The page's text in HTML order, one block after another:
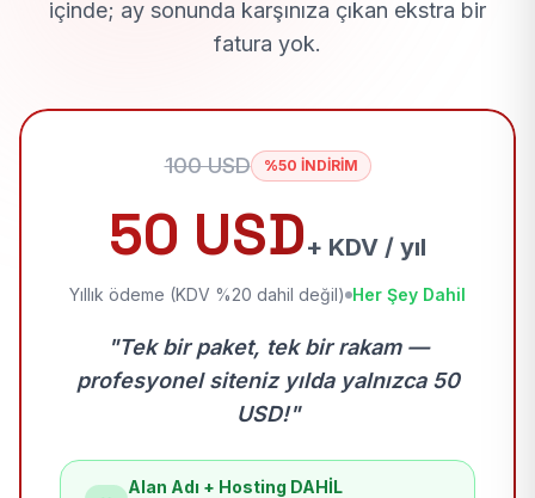
içinde; ay sonunda karşınıza çıkan ekstra bir
fatura yok.
100 USD %50 İNDİRİM
50 USD+ KDV / yıl
Yıllık ödeme (KDV %20 dahil değil) Her Şey Dahil
"Tek bir paket, tek bir rakam —
profesyonel siteniz yılda yalnızca 50
USD!"
Alan Adı + Hosting DAHİL